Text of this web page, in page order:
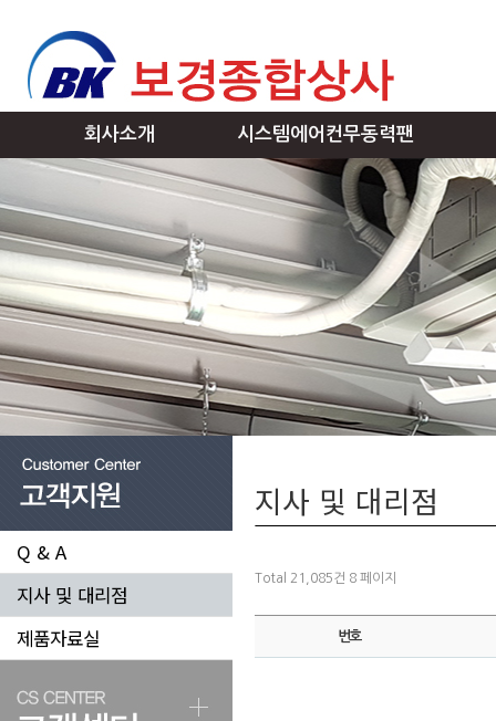
회사소개 시스템에어컨무동력팬
Q & A
지사 및 대리점
제품자료실
지사 및 대리점
Total 21,085건 8 페이지
번호